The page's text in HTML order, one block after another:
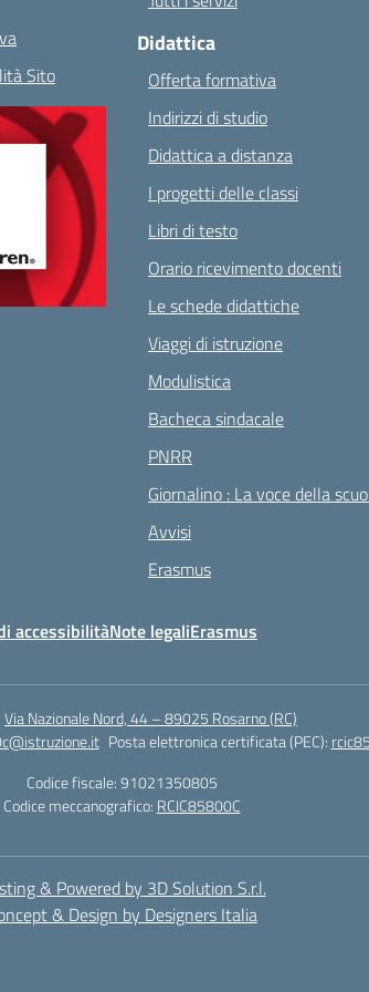
Sito
Didattica
Offerta formativa
Indirizzi di studio
Didattica a distanza
I progetti delle classi
Libri di testo
Orario ricevimento docenti
Le schede didattiche
Viaggi di istruzione
Modulistica
Bacheca sindacale
PNRR
Giornalino : La voce della
Avvisi
Erasmus
accessibilitàNote legaliErasmus
Via Nazionale Nord, 44 – 89025 Rosarno (RC)
Posta elettronica certificata (PEC):
Codice fiscale: 91021350805
Codice meccanografico: RCIC85800C
& Powered by 3D Solution S.r.l.
& Design by Designers Italia